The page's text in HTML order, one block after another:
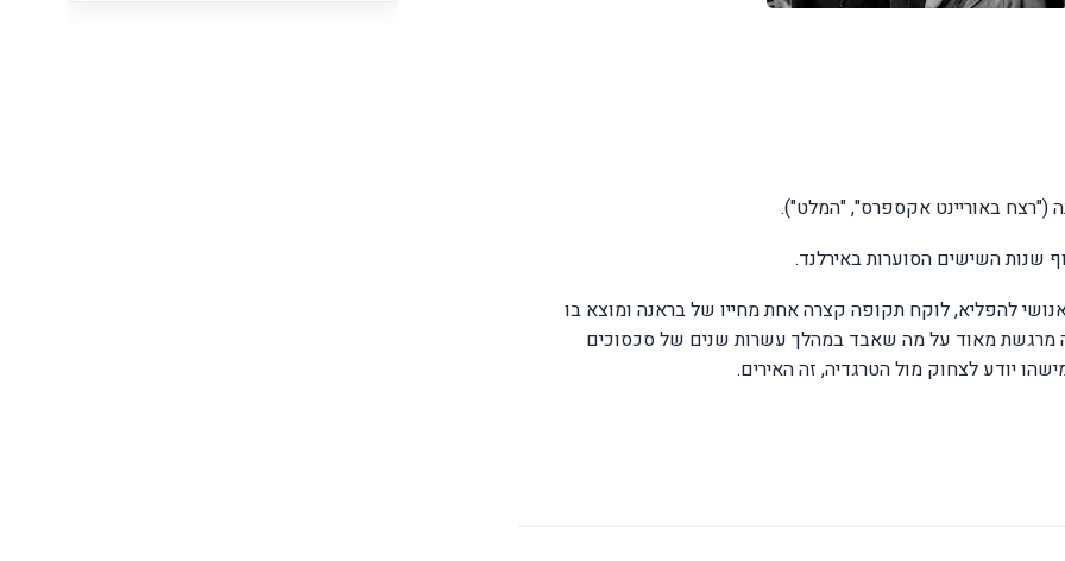
("רצח באוריינט אקספרס", "המלט").
שנות השישים הסוערות באירלנד.
להפליא, לוקח תקופה קצרה אחת מחייו של בראנה ומוצא בו
מרגשת מאוד על מה שאבד במהלך עשרות שנים של סכסוכים
יודע לצחוק מול הטרגדיה, זה האירים.